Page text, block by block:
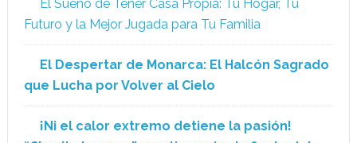
El Sueño de Tener Casa Propia: Tu Hogar, Tu
Futuro y la Mejor Jugada para Tu Familia
El Despertar de Monarca: El Halcón Sagrado
que Lucha por Volver al Cielo
¡Ni el calor extremo detiene la pasión!